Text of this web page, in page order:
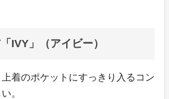
IVY」（アイビー）
着のポケットにすっきり入るコン
。